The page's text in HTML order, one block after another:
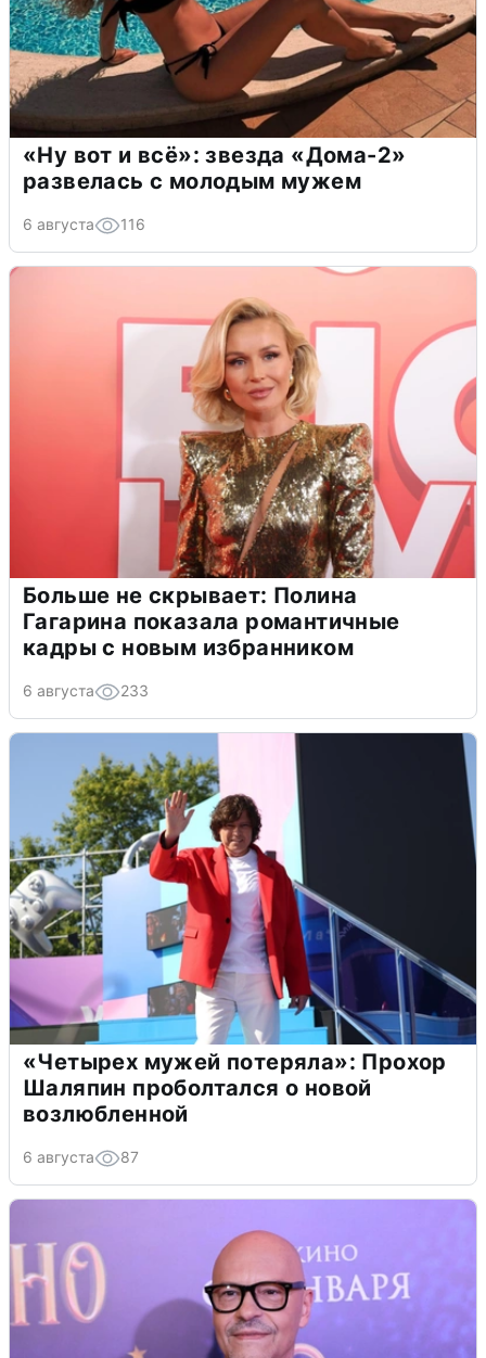
«Ну вот и всё»: звезда «Дома-2»
развелась с молодым мужем
6 августа 116
Больше не скрывает: Полина
Гагарина показала романтичные
кадры с новым избранником
6 августа 233
«Четырех мужей потеряла»: Прохор
Шаляпин проболтался о новой
возлюбленной
6 августа 87